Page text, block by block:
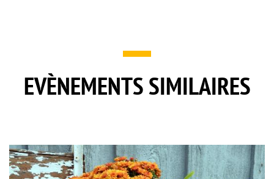
EVÈNEMENTS SIMILAIRES